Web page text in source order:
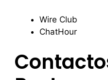
Wire Club
ChatHour